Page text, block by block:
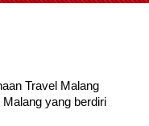
Travel Malang
yang berdiri